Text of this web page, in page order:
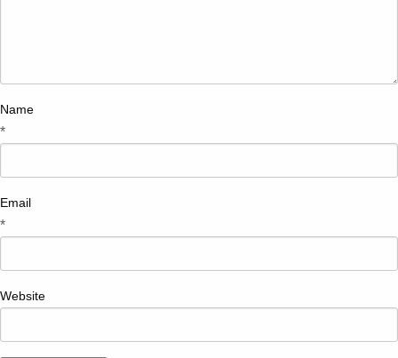
Name
*
Email
*
Website